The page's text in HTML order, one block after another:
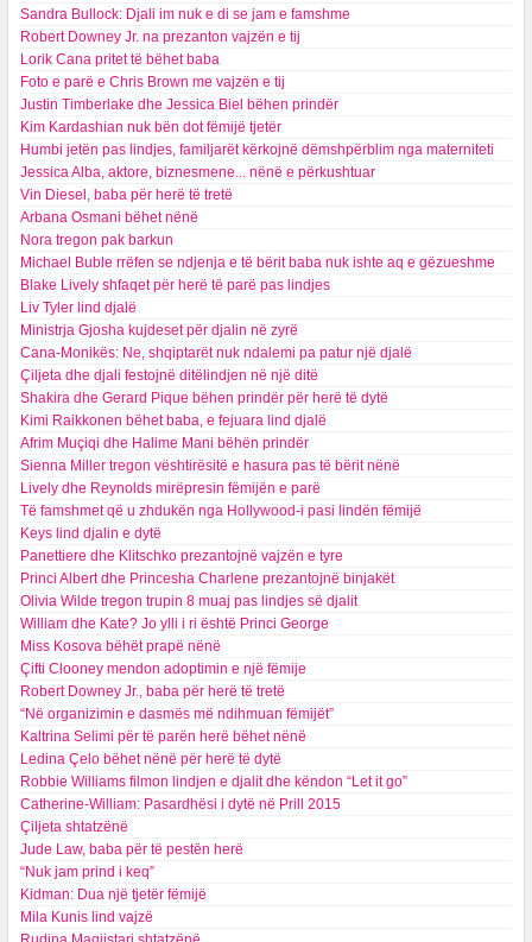
Sandra Bullock: Djali im nuk e di se jam e famshme
Robert Downey Jr. na prezanton vajzën e tij
Lorik Cana pritet të bëhet baba
Foto e parë e Chris Brown me vajzën e tij
Justin Timberlake dhe Jessica Biel bëhen prindër
Kim Kardashian nuk bën dot fëmijë tjetër
Humbi jetën pas lindjes, familjarët kërkojnë dëmshpërblim nga materniteti
Jessica Alba, aktore, biznesmene... nënë e përkushtuar
Vin Diesel, baba për herë të tretë
Arbana Osmani bëhet nënë
Nora tregon pak barkun
Michael Buble rrëfen se ndjenja e të bërit baba nuk ishte aq e gëzueshme
Blake Lively shfaqet për herë të parë pas lindjes
Liv Tyler lind djalë
Ministrja Gjosha kujdeset për djalin në zyrë
Cana-Monikës: Ne, shqiptarët nuk ndalemi pa patur një djalë
Çiljeta dhe djali festojnë ditëlindjen në një ditë
Shakira dhe Gerard Pique bëhen prindër për herë të dytë
Kimi Raikkonen bëhet baba, e fejuara lind djalë
Afrim Muçiqi dhe Halime Mani bëhën prindër
Sienna Miller tregon vështirësitë e hasura pas të bërit nënë
Lively dhe Reynolds mirëpresin fëmijën e parë
Të famshmet që u zhdukën nga Hollywood-i pasi lindën fëmijë
Keys lind djalin e dytë
Panettiere dhe Klitschko prezantojnë vajzën e tyre
Princi Albert dhe Princesha Charlene prezantojnë binjakët
Olivia Wilde tregon trupin 8 muaj pas lindjes së djalit
William dhe Kate? Jo ylli i ri është Princi George
Miss Kosova bëhët prapë nënë
Çifti Clooney mendon adoptimin e një fëmije
Robert Downey Jr., baba për herë të tretë
“Në organizimin e dasmës më ndihmuan fëmijët”
Kaltrina Selimi për të parën herë bëhet nënë
Ledina Çelo bëhet nënë për herë të dytë
Robbie Williams filmon lindjen e djalit dhe këndon “Let it go”
Catherine-William: Pasardhësi i dytë në Prill 2015
Çiljeta shtatzënë
Jude Law, baba për të pestën herë
“Nuk jam prind i keq”
Kidman: Dua një tjetër fëmijë
Mila Kunis lind vajzë